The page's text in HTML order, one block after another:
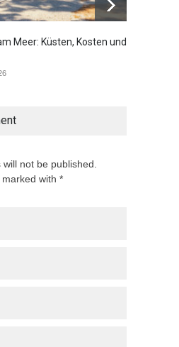
Meer: Küsten, Kosten und
not be published.
with *